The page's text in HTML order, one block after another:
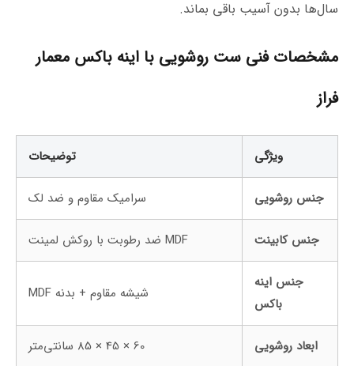
سال‌ها بدون آسیب باقی بماند.
مشخصات فنی ست روشویی با اینه باکس معمار
فراز
ویژگی توضیحات
جنس روشویی سرامیک مقاوم و ضد لک
جنس کابینت MDF ضد رطوبت با روکش لمینت
جنس اینه
باکس
شیشه مقاوم + بدنه MDF
ابعاد روشویی 60 × 45 × 85 سانتی‌متر